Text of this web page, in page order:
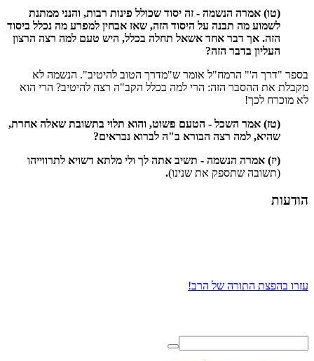
(טו) אמרה הנשמה - זה יסוד שכולל פינות רבות, והנני ממתנת
לשמוע מה תבנה על היסוד הזה, שאז אבחין למפרע מה נכלל ביסוד
הזה. אך דבר אחד אשאל תחלה בכלל, היש טעם למה רצה הרצון
העליון בדבר הזה?
בספר "דרך ה'" הרמח"ל אומר ש"מדרך הטוב להיטיב". הנשמה לא
מקבלת את ההסבר הזה: הרי למה בכלל הקב"ה רצה להיטיב? הרי הוא
לא מוכרח לכך!
(טז) אמר השכל - הטעם פשוט, והוא תלוי בתשובת שאלה אחרת,
שהיא, למה רצה הבורא ב"ה לברוא נבראים?
(יז) אמרה הנשמה - תשיב אתה לך ולי מלתא דשויא לתרווייהו
(תשובה שתספק את שנינו).
הודעות
עזרו בהפצת התורה של הרב!